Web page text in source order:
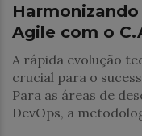
Agile com o
A rápida evolução
crucial para o
Para as áreas de
DevOps, a